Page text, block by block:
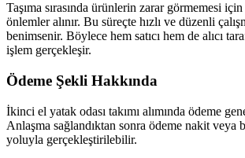
Taşıma sırasında ürünlerin zarar görmemesi
önlemler alınır. Bu süreçte hızlı ve düzenli
benimsenir. Böylece hem satıcı hem de alıcı
işlem gerçekleşir.
Ödeme Şekli Hakkında
İkinci el yatak odası takımı alımında ödeme
Anlaşma sağlandıktan sonra ödeme nakit veya
yoluyla gerçekleştirilebilir.